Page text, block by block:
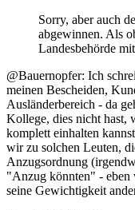
Sorry, aber auch
abgewinnen. Als
Landesbehörde
@Bauernopfer: Ich
meinen Bescheiden,
Ausländerbereich - da
Kollege, dies nicht hast,
komplett einhalten
wir zu solchen Leuten,
Anzugsordnung
"Anzug könnten" - eben
seine Gewichtigkeit